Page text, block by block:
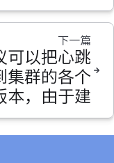
下一篇
可以把心跳
集群的各个
本，由于建